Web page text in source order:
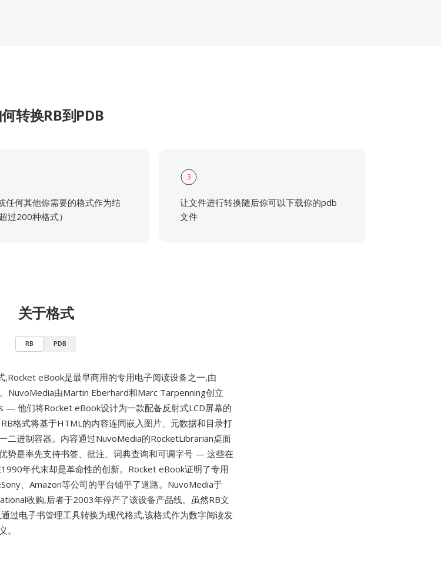
转换RB到PDB
任何其他你需要的格式作为结
过200种格式）
3
让文件进行转换随后你可以下载你的pdb
文件
关于格式
RB PDB
,Rocket eBook是最早商用的专用电子阅读设备之一,由
NuvoMedia由Martin Eberhard和Marc Tarpenning创立
他们将Rocket eBook设计为一款配备反射式LCD屏幕的
格式将基于HTML的内容连同嵌入图片、元数据和目录打
二进制容器。内容通过NuvoMedia的RocketLibrarian桌面
势是率先支持书签、批注、词典查询和可调字号 — 这些在
年代末却是革命性的创新。Rocket eBook证明了专用
、Amazon等公司的平台铺平了道路。NuvoMedia于
收购,后者于2003年停产了该设备产品线。虽然RB文
过电子书管理工具转换为现代格式,该格式作为数字阅读发
。